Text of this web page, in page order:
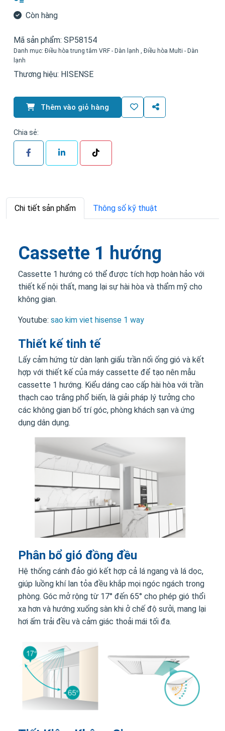
Còn hàng
Mã sản phẩm: SP58154
Danh mục: Điều hòa trung tâm VRF - Dàn lạnh , Điều hòa Multi - Dàn
lạnh
Thương hiệu: HISENSE
Thêm vào giỏ hàng
Chia sẻ:
Chi tiết sản phẩm Thông số kỹ thuật
Cassette 1 hướng
Cassette 1 hướng có thể được tích hợp hoàn hảo với
thiết kế nội thất, mang lại sự hài hòa và thẩm mỹ cho
không gian.
Youtube: sao kim viet hisense 1 way
Thiết kế tinh tế
Lấy cảm hứng từ dàn lạnh giấu trần nối ống gió và kết
hợp với thiết kế của máy cassette để tạo nên mẫu
cassette 1 hướng. Kiểu dáng cao cấp hài hòa với trần
thạch cao trắng phổ biến, là giải pháp lý tưởng cho
các không gian bố trí góc, phòng khách sạn và ứng
dụng dân dụng.
Phân bổ gió đồng đều
Hệ thống cánh đảo gió kết hợp cả lá ngang và lá dọc,
giúp luồng khí lan tỏa đều khắp mọi ngóc ngách trong
phòng. Góc mở rộng từ 17° đến 65° cho phép gió thổi
xa hơn và hướng xuống sàn khi ở chế độ sưởi, mang lại
hơi ấm trải đều và cảm giác thoải mái tối đa.